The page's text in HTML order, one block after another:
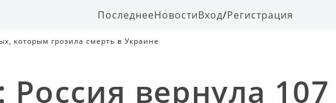
ПоследнееНовостиВход/Регистрация
которым грозила смерть в Украине
вернула 107